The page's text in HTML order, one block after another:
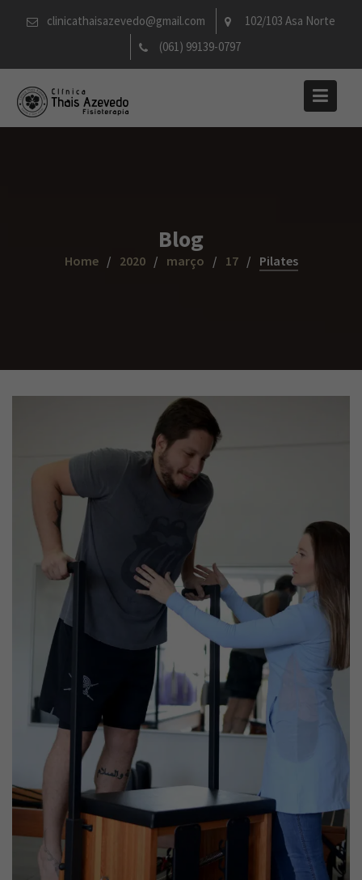
clinicathaisazevedo@gmail.com
102/103 Asa Norte
(061) 99139-0797
Blog
Home 2020 março 17 Pilates